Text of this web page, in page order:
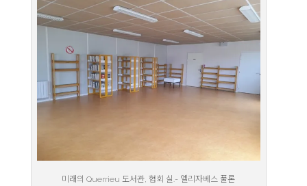
미래의 Querrieu 도서관, 협회 실.- 엘리자베스 풀론